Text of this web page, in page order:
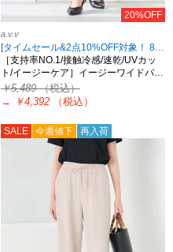
20%OFF
a.v.v
[タイムセール&2点10%OFF対象！ 8/18 8:59まで]
［支持率NO.1/接触冷感/速乾/UVカッ
ト/イージーケア］イージーワイドパ…
￥5,489（税込）
→
￥4,392 （税込）
SALE 今週値下 再入荷